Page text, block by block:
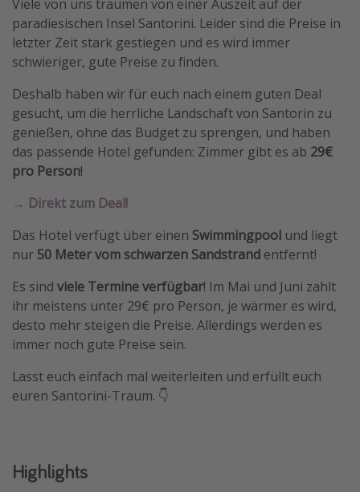
Viele von uns träumen von einer Auszeit auf der
paradiesischen Insel Santorini. Leider sind die Preise in
letzter Zeit stark gestiegen und es wird immer
schwieriger, gute Preise zu finden.
Deshalb haben wir für euch nach einem guten Deal
gesucht, um die herrliche Landschaft von Santorin zu
genießen, ohne das Budget zu sprengen, und haben
das passende Hotel gefunden: Zimmer gibt es ab 29€
pro Person!
→ Direkt zum Deal!
Das Hotel verfügt über einen Swimmingpool und liegt
nur 50 Meter vom schwarzen Sandstrand entfernt!
Es sind viele Termine verfügbar! Im Mai und Juni zahlt
ihr meistens unter 29€ pro Person, je wärmer es wird,
desto mehr steigen die Preise. Allerdings werden es
immer noch gute Preise sein.
Lasst euch einfach mal weiterleiten und erfüllt euch
euren Santorini-Traum. 👇
Highlights